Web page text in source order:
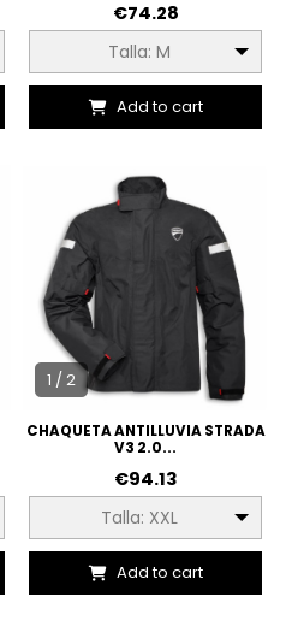
€74.28
Talla: M
Add to cart
1 / 2
CHAQUETA ANTILLUVIA STRADA
V3 2.0...
€94.13
Talla: XXL
Add to cart